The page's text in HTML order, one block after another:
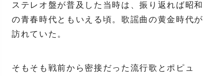
ステレオ盤が普及した当時は、振り返れば昭和
の青春時代ともいえる頃。歌謡曲の黄金時代が
訪れていた。
そもそも戦前から密接だった流行歌とポピュ